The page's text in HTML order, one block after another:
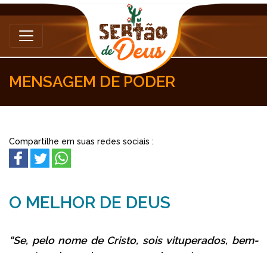
MENSAGEM DE PODER
Compartilhe em suas redes sociais :
O MELHOR DE DEUS
“Se, pelo nome de Cristo, sois vituperados, bem-